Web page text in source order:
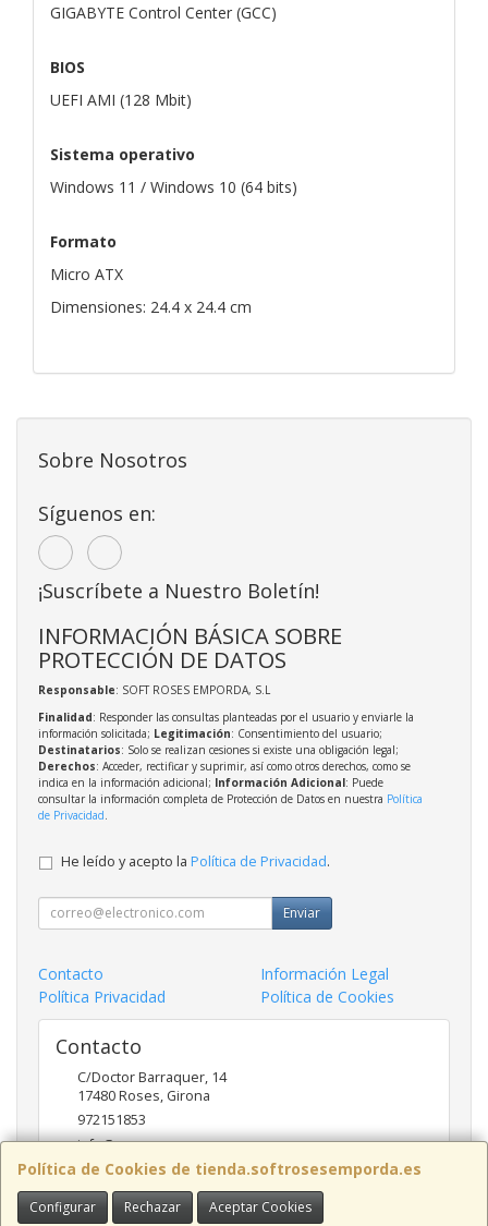
GIGABYTE Control Center (GCC)
BIOS
UEFI AMI (128 Mbit)
Sistema operativo
Windows 11 / Windows 10 (64 bits)
Formato
Micro ATX
Dimensiones: 24.4 x 24.4 cm
Política de Cookies de tienda.softrosesemporda.es
Configurar Rechazar Aceptar Cookies
Sobre Nosotros
Síguenos en:
¡Suscríbete a Nuestro Boletín!
INFORMACIÓN BÁSICA SOBRE
PROTECCIÓN DE DATOS
Responsable: SOFT ROSES EMPORDA, S.L
Finalidad: Responder las consultas planteadas por el usuario y enviarle la
información solicitada; Legitimación: Consentimiento del usuario;
Destinatarios: Solo se realizan cesiones si existe una obligación legal;
Derechos: Acceder, rectificar y suprimir, así como otros derechos, como se
indica en la información adicional; Información Adicional: Puede
consultar la información completa de Protección de Datos en nuestra Política
de Privacidad
He leído y acepto la Política de Privacidad.
Enviar
Contacto
Información Legal
Política Privacidad
Política de Cookies
Contacto
C/Doctor Barraquer, 14
17480Roses, Girona
972151853
info@ncsroses.com
Horario